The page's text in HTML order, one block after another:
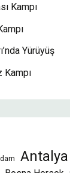
Kampı
Yürüyüş
Kampı
Antalya